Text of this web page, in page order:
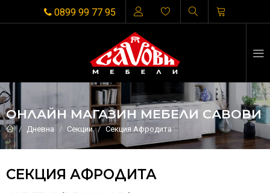
0899 99 77 95
ОНЛАЙН МАГАЗИН МЕБЕЛИ САВОВИ
Дневна Секции Секция Афродита
СЕКЦИЯ АФРОДИТА